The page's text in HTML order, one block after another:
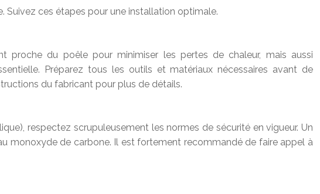
ces étapes pour une installation optimale.
proche du poêle pour minimiser les pertes de chaleur, mais aussi
Préparez tous les outils et matériaux nécessaires avant de
du fabricant pour plus de détails.
respectez scrupuleusement les normes de sécurité en vigueur. Un
monoxyde de carbone. Il est fortement recommandé de faire appel à